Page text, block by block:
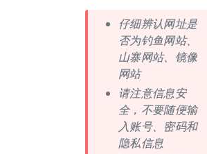
仔细辨认网址是
否为钓鱼网站、
山寨网站、镜像
网站
请注意信息安
全，不要随便输
入账号、密码和
隐私信息